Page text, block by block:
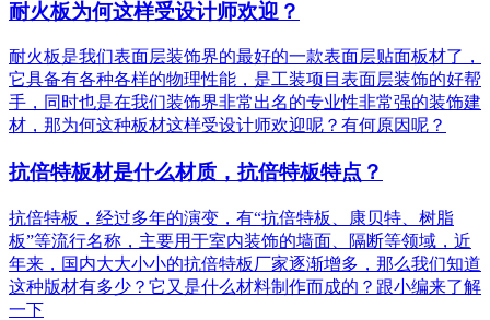
耐火板为何这样受设计师欢迎？
耐火板是我们表面层装饰界的最好的一款表面层贴面板材了，
它具备有各种各样的物理性能，是工装项目表面层装饰的好帮
手，同时也是在我们装饰界非常出名的专业性非常强的装饰建
材，那为何这种板材这样受设计师欢迎呢？有何原因呢？
抗倍特板材是什么材质，抗倍特板特点？
抗倍特板，经过多年的演变，有“抗倍特板、康贝特、树脂
板”等流行名称，主要用于室内装饰的墙面、隔断等领域，近
年来，国内大大小小的抗倍特板厂家逐渐增多，那么我们知道
这种版材有多少？它又是什么材料制作而成的？跟小编来了解
一下